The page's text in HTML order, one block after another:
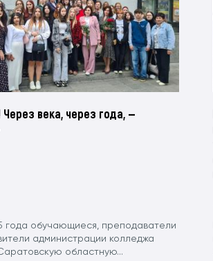
века, через года, —
года обучающиеся, преподаватели
администрации колледжа
областную...